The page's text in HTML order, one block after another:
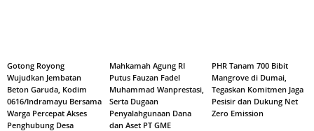
Gotong Royong
Wujudkan Jembatan
Beton Garuda, Kodim
0616/Indramayu Bersama
Warga Percepat Akses
Penghubung Desa
Mahkamah Agung RI
Putus Fauzan Fadel
Muhammad Wanprestasi,
Serta Dugaan
Penyalahgunaan Dana
dan Aset PT GME
PHR Tanam 700 Bibit
Mangrove di Dumai,
Tegaskan Komitmen Jaga
Pesisir dan Dukung Net
Zero Emission